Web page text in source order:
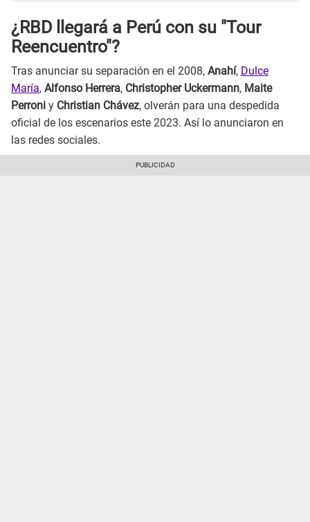
¿RBD llegará a Perú con su "Tour
Reencuentro"?
Tras anunciar su separación en el 2008, Anahí, Dulce
María, Alfonso Herrera, Christopher Uckermann, Maite
Perroni y Christian Chávez, olverán para una despedida
oficial de los escenarios este 2023. Así lo anunciaron en
las redes sociales.